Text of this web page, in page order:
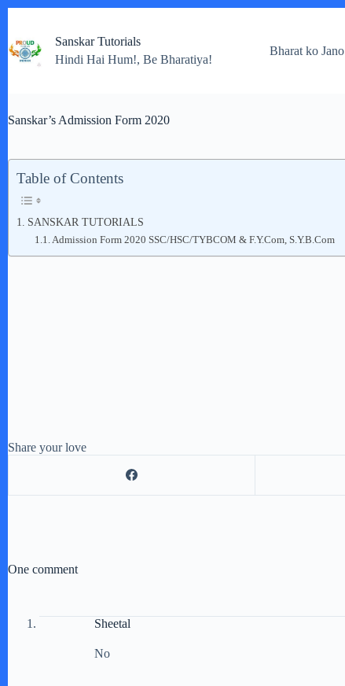
content
Sanskar Tutorials
Hindi Hai Hum!, Be Bharatiya!
Bharat ko Jano
Sanskar’s Admission Form 2020
Table of Contents
SANSKAR TUTORIALS
Admission Form 2020 SSC/HSC/TYBCOM & F.Y.Com, S.Y.B.Com
Share your love
One comment
Sheetal
No